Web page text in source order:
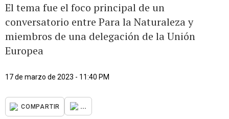
El tema fue el foco principal de un
conversatorio entre Para la Naturaleza y
miembros de una delegación de la Unión
Europea
17 de marzo de 2023 - 11:40 PM
COMPARTIR ...